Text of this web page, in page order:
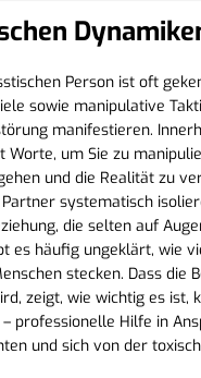
Person ist oft
sowie manipulative
manifestieren.
Worte, um Sie zu
und die Realität zu
systematisch
die selten auf
es häufig ungeklärt, wie
stecken. Dass die
zeigt, wie wichtig es ist,
professionelle Hilfe in
und sich von der